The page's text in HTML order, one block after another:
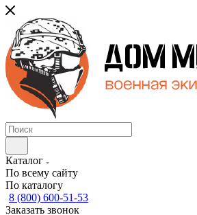
Каталог
По всему сайту
По каталогу
8 (800) 600-51-53
Заказать звонок